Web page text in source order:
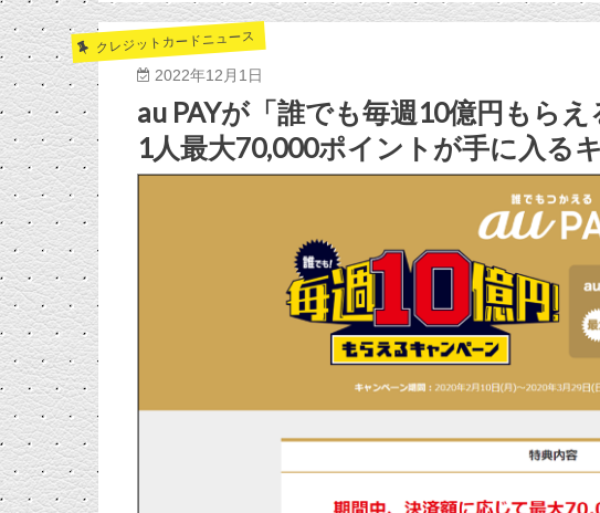
クレジットカードニュース
2022年12月1日
au PAYが「誰でも毎週10億円もら
1人最大70,000ポイントが手に入る